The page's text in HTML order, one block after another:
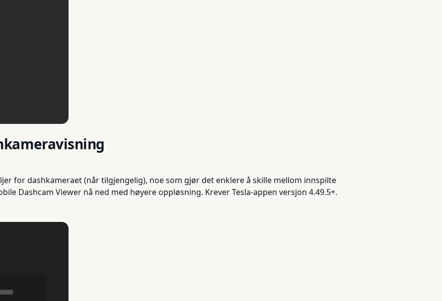
for dashkameraet (når tilgjengelig), noe som gjør det enklere å skille mellom innspilte
Dashcam Viewer nå ned med høyere oppløsning. Krever Tesla-appen versjon 4.49.5+.